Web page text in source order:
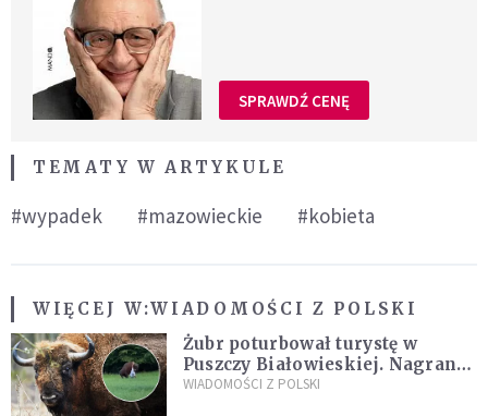
SPRAWDŹ CENĘ
TEMATY W ARTYKULE
#wypadek #mazowieckie #kobieta
WIĘCEJ W:WIADOMOŚCI Z POLSKI
Żubr poturbował turystę w
Puszczy Białowieskiej. Nagranie
daje do myślenia
WIADOMOŚCI Z POLSKI